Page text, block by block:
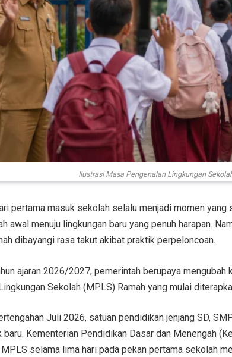
Ilustrasi Masa Pengenalan Lingkungan
pertama masuk sekolah selalu menjadi momen yang
awal menuju lingkungan baru yang penuh harapan.
dibayangi rasa takut akibat praktik perpeloncoan.
ajaran 2026/2027, pemerintah berupaya
Sekolah (MPLS) Ramah yang mulai
Juli 2026, satuan pendidikan jenjang SD,
Kementerian Pendidikan Dasar dan Menengah
selama lima hari pada pekan pertama sekolah